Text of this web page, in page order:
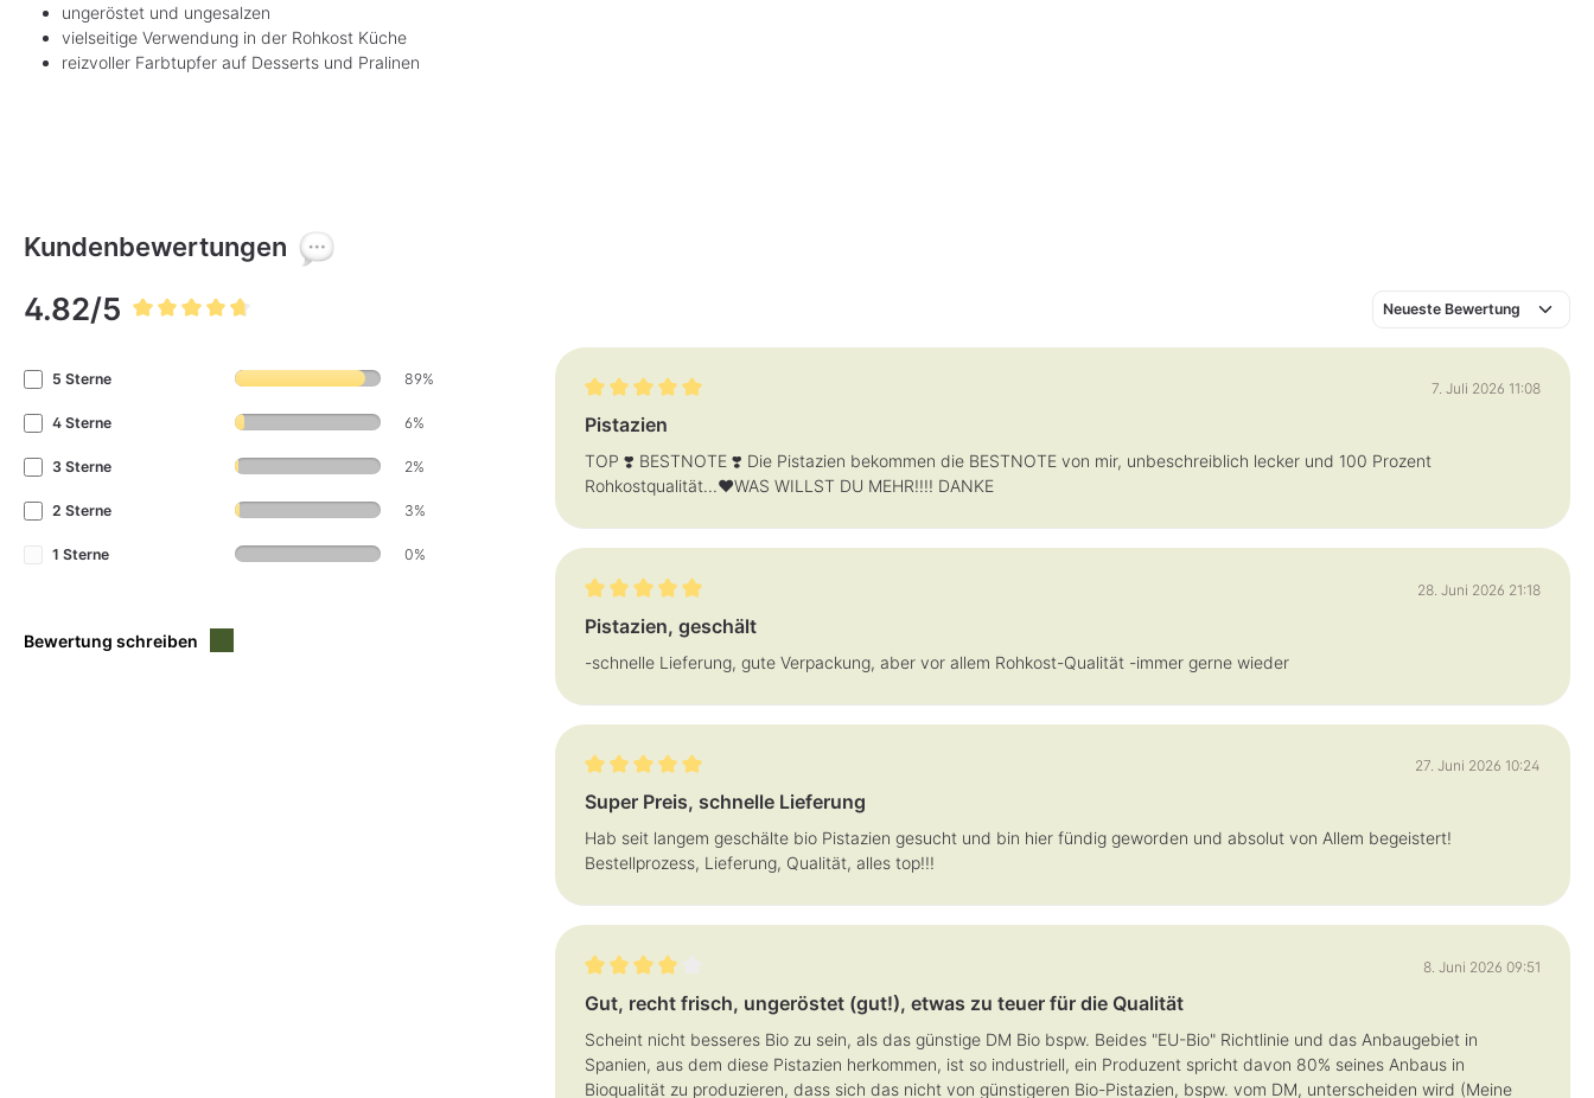
ungeröstet und ungesalzen
vielseitige Verwendung in der Rohkost Küche
reizvoller Farbtupfer auf Desserts und Pralinen
Kundenbewertungen
4.82/5
5 Sterne 89%
4 Sterne 6%
3 Sterne 2%
2 Sterne 3%
1 Sterne 0%
Bewertung schreiben
Bewertung mit 5 von 5 Sternen
7. Juli 2026 11:08
Pistazien
TOP ❣️ BESTNOTE ❣️ Die Pistazien bekommen die BESTNOTE von mir, unbeschreiblich lecker und 100 Prozent
Rohkostqualität...❤️WAS WILLST DU MEHR!!!! DANKE
Bewertung mit 5 von 5 Sternen
28. Juni 2026 21:18
Pistazien, geschält
-schnelle Lieferung, gute Verpackung, aber vor allem Rohkost-Qualität -immer gerne wieder
Bewertung mit 5 von 5 Sternen
27. Juni 2026 10:24
Super Preis, schnelle Lieferung
Hab seit langem geschälte bio Pistazien gesucht und bin hier fündig geworden und absolut von Allem begeistert!
Bestellprozess, Lieferung, Qualität, alles top!!!
Bewertung mit 4 von 5 Sternen
8. Juni 2026 09:51
Gut, recht frisch, ungeröstet (gut!), etwas zu teuer für die Qualität
Scheint nicht besseres Bio zu sein, als das günstige DM Bio bspw. Beides "EU-Bio" Richtlinie und das Anbaugebiet in
Spanien, aus dem diese Pistazien herkommen, ist so industriell, ein Produzent spricht davon 80% seines Anbaus in
Bioqualität zu produzieren, dass sich das nicht von günstigeren Bio-Pistazien, bspw. vom DM, unterscheiden wird (Meine